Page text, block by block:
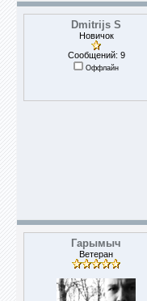
Dmitrijs S
Новичок
Сообщений: 9
Оффлайн
Гарымыч
Ветеран